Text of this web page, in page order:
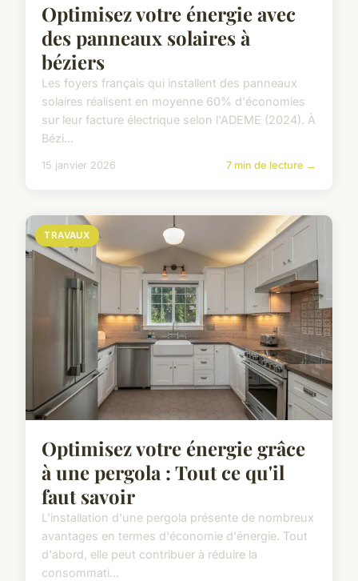
Optimisez votre énergie avec
des panneaux solaires à
béziers
Les foyers français qui installent des panneaux
solaires réalisent en moyenne 60% d'économies
sur leur facture électrique selon l'ADEME (2024). À
Bézi...
15 janvier 2026 7 min de lecture →
TRAVAUX
Optimisez votre énergie grâce
à une pergola : Tout ce qu'il
faut savoir
L'installation d'une pergola présente de nombreux
avantages en termes d'économie d'énergie. Tout
d'abord, elle peut contribuer à réduire la
consommati...